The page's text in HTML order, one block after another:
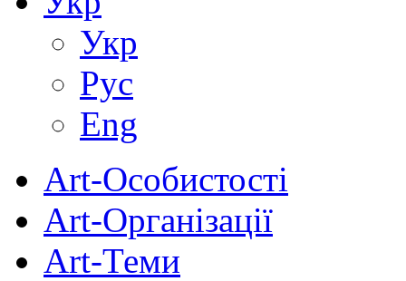
Укр
Рус
Eng
Art-Особистості
Art-Організації
Art-Теми